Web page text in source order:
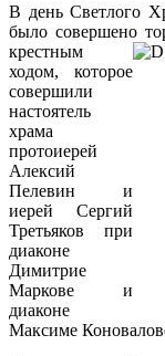
В день Светлого
было совершено
крестным
ходом, которое
совершили
настоятель
храма
протоиерей
Алексий
Пелевин и
иерей Сергий
Третьяков при
диаконе
Димитрие
Маркове и
диаконе
Максиме